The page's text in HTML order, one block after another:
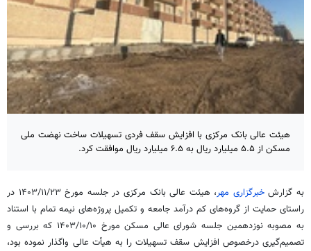
هیئت عالی بانک مرکزی با افزایش سقف فردی تسهیلات ساخت نهضت ملی
مسکن از ۵.۵ میلیارد ریال به ۶.۵ میلیارد ریال موافقت کرد.
به گزارشخبرگزاری مهر
، هیئت عالی بانک مرکزی در جلسه مورخ ۱۴۰۳/۱۱/۲۳ در
راستای حمایت از گروه‌های کم درآمد جامعه و تکمیل پروژه‌های نیمه تمام با استناد
به مصوبه نوزدهمین جلسه شورای عالی مسکن مورخ ۱۴۰۳/۱۰/۱۰ که بررسی و
تصمیم‌گیریدرخصوص افزایش سقف تسهیلات را به هیأت عالی واگذار نموده بود،